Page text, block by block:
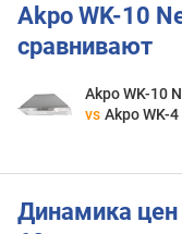
Akpo WK-10
сравнивают
Akpo WK-10
vs Akpo WK-
Динамика цен